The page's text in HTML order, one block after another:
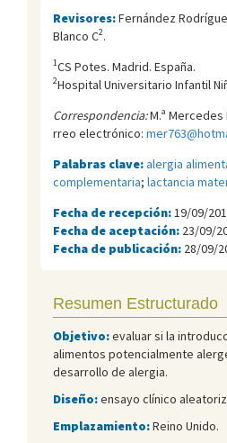
Revisores:Fernández
Blanco C2.
1CS Potes. Madrid. España.
2Hospital Universitario Infantil
Correspondencia:M.ª Mercedes
rreo electrónico:
Palabras clave:alergia
complementaria; lactancia
Fecha de recepción: 19/09/
Fecha de aceptación: 23/09/
Fecha de publicación: 28/09/
Resumen Estructurado
Objetivo:evaluar si la
alimentos potencialmente
desarrollo de alergia.
Diseño:ensayo clínico
Emplazamiento:Reino Unido.